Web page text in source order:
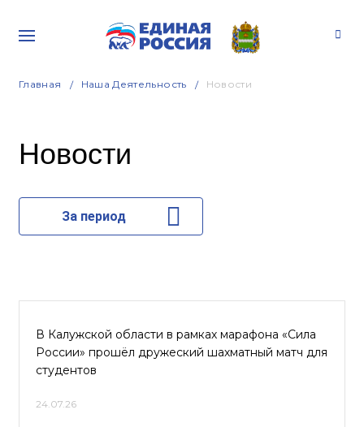
Главная Наша Деятельность Новости
Новости
За период
В Калужской области в рамках марафона «Сила
России» прошёл дружеский шахматный матч для
студентов
24.07.26